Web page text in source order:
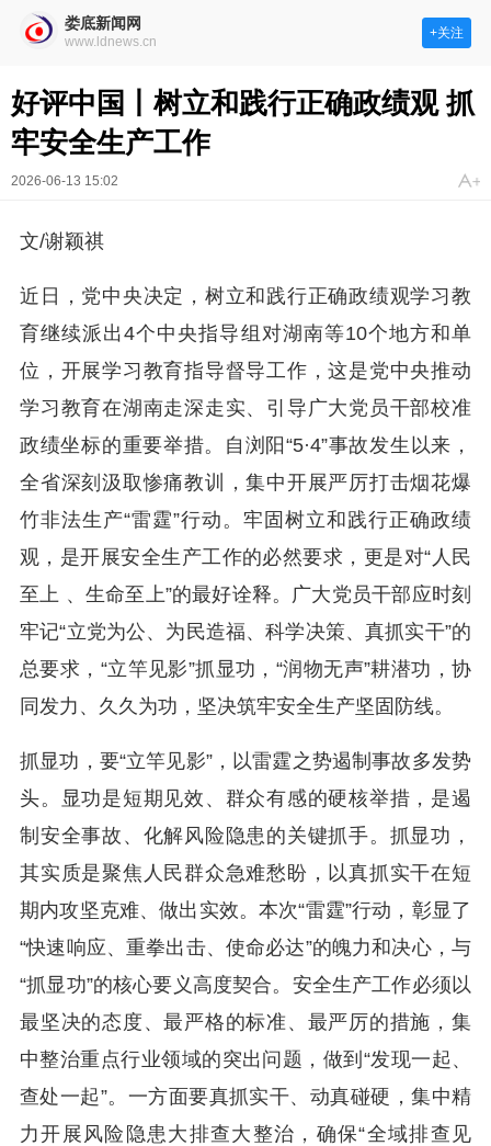
娄底新闻网
www.ldnews.cn
+关注
好评中国丨树立和践行正确政绩观 抓
牢安全生产工作
2026-06-13 15:02
文/谢颖祺
近日，党中央决定，树立和践行正确政绩观学习教
育继续派出4个中央指导组对湖南等10个地方和单
位，开展学习教育指导督导工作，这是党中央推动
学习教育在湖南走深走实、引导广大党员干部校准
政绩坐标的重要举措。自浏阳“5·4”事故发生以来，
全省深刻汲取惨痛教训，集中开展严厉打击烟花爆
竹非法生产“雷霆”行动。牢固树立和践行正确政绩
观，是开展安全生产工作的必然要求，更是对“人民
至上 、生命至上”的最好诠释。广大党员干部应时刻
牢记“立党为公、为民造福、科学决策、真抓实干”的
总要求，“立竿见影”抓显功，“润物无声”耕潜功，协
同发力、久久为功，坚决筑牢安全生产坚固防线。
抓显功，要“立竿见影”，以雷霆之势遏制事故多发势
头。显功是短期见效、群众有感的硬核举措，是遏
制安全事故、化解风险隐患的关键抓手。抓显功，
其实质是聚焦人民群众急难愁盼，以真抓实干在短
期内攻坚克难、做出实效。本次“雷霆”行动，彰显了
“快速响应、重拳出击、使命必达”的魄力和决心，与
“抓显功”的核心要义高度契合。安全生产工作必须以
最坚决的态度、最严格的标准、最严厉的措施，集
中整治重点行业领域的突出问题，做到“发现一起、
查处一起”。一方面要真抓实干、动真碰硬，集中精
力开展风险隐患大排查大整治，确保“全域排查见